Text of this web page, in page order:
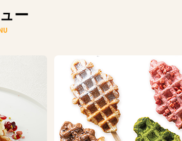
ー